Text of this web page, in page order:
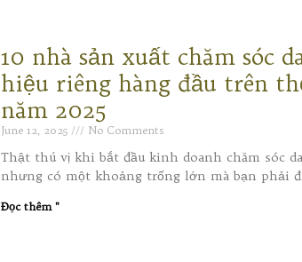
10 nhà sản xuất chăm sóc
hiệu riêng hàng đầu trên
năm 2025
June 12, 2025 No Comments
Thật thú vị khi bắt đầu kinh doanh chăm sóc
nhưng có một khoảng trống lớn mà bạn phải
Đọc thêm "